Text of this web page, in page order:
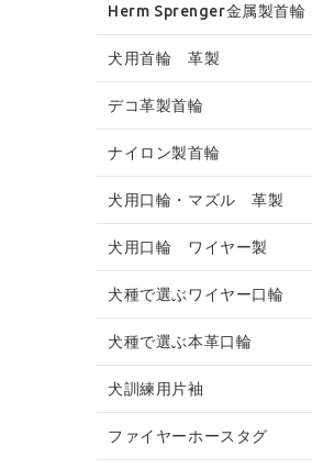
Herm Sprenger金属製首輪
犬用首輪 革製
デコ革製首輪
ナイロン製首輪
犬用口輪・マズル 革製
犬用口輪 ワイヤー製
犬種で選ぶワイヤー口輪
犬種で選ぶ本革口輪
犬訓練用片袖
ファイヤーホースタグ